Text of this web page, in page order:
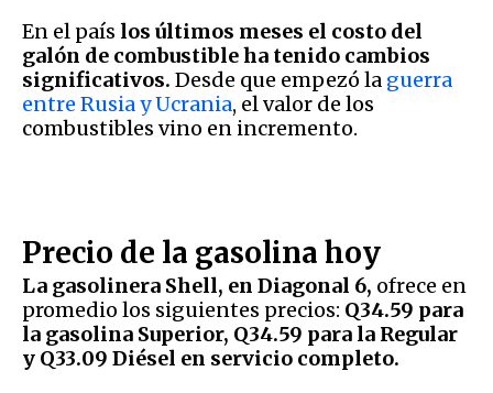
En el país los últimos meses el costo del
galón de combustible ha tenido cambios
significativos. Desde que empezó la guerra
entre Rusia y Ucrania, el valor de los
combustibles vino en incremento.
Precio de la gasolina hoy
La gasolinera Shell, en Diagonal 6, ofrece en
promedio los siguientes precios: Q34.59 para
la gasolina Superior, Q34.59 para la Regular
y Q33.09 Diésel en servicio completo.